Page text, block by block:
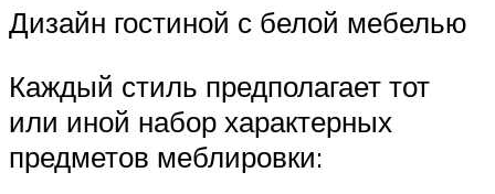
Дизайн гостиной с белой мебелью
Каждый стиль предполагает тот
или иной набор характерных
предметов меблировки: